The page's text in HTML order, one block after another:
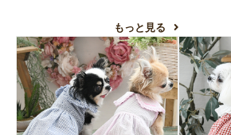
もっと見る